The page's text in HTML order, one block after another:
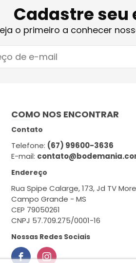
Cadastre
o primeiro a conhecer
COMO NOS ENCONTRAR
Contato
Telefone: (67) 99600-3636
E-mail:
Endereço
Rua Spipe Calarge, 173, Jd TV
Campo Grande - MS
CEP 79050261
CNPJ 57.709.275/0001-16
Nossas Redes Sociais